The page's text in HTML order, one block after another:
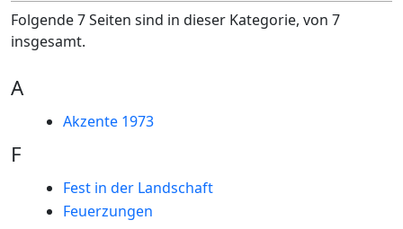
Folgende 7 Seiten sind in dieser Kategorie, von 7
insgesamt.
A
Akzente 1973
F
Fest in der Landschaft
Feuerzungen